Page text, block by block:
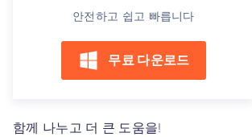
안전하고 쉽고 빠릅니다
무료 다운로드
함께 나누고 더 큰 도움을!